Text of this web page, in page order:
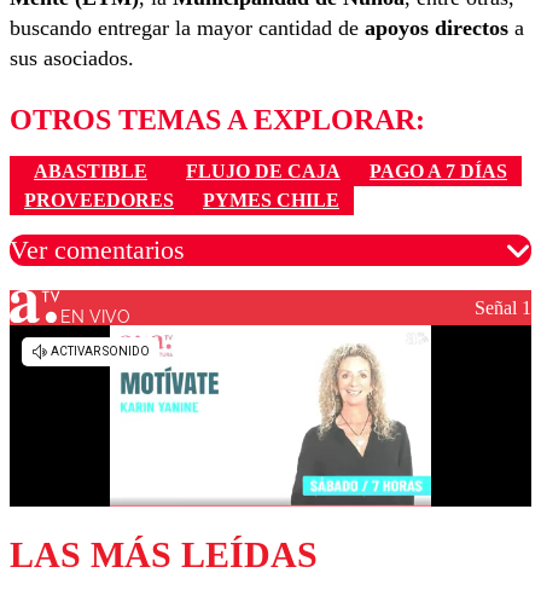
buscando entregar la mayor cantidad de apoyos directos a
sus asociados.
OTROS TEMAS A EXPLORAR:
ABASTIBLE FLUJO DE CAJA
PAGO A 7 DÍAS
PROVEEDORES
PYMES CHILE
Ver comentarios
Los comentarios son moderados para garantizar un
diálogo respetuoso.
EN VIVO Señal 1
LAS MÁS LEÍDAS